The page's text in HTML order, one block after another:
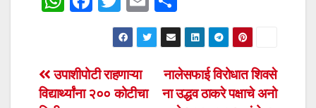
s
A
e
b
wi
tt
er
m
ail
h
ar
e
Post
नालेसफाई विरोधात शिवसे
ना उद्धव ठाकरे पक्षाचे अनो
उपाशीपोटी राहणाऱ्या
विद्यार्थ्यांना २०० कोटीचा